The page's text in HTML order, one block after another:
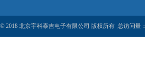
© 2018 北京宇科泰吉电子有限公司 版权所有 总访问量：